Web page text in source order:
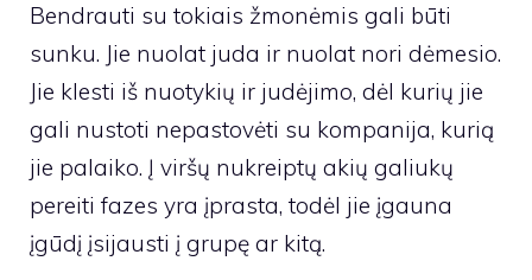
Bendrauti su tokiais žmonėmis gali būti
sunku. Jie nuolat juda ir nuolat nori dėmesio.
Jie klesti iš nuotykių ir judėjimo, dėl kurių jie
gali nustoti nepastovėti su kompanija, kurią
jie palaiko. Į viršų nukreiptų akių galiukų
pereiti fazes yra įprasta, todėl jie įgauna
įgūdį įsijausti į grupę ar kitą.